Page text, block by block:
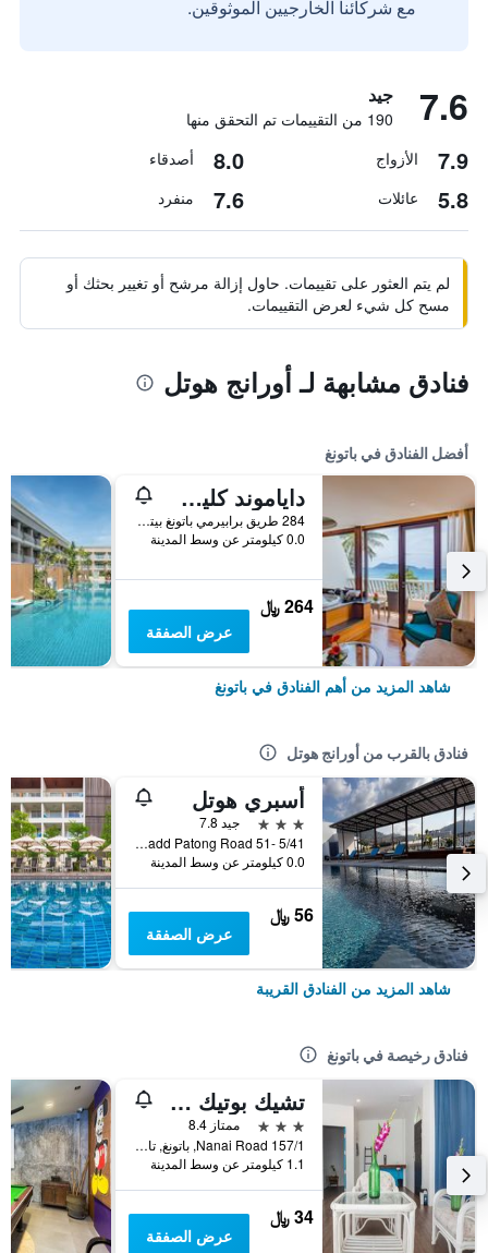
مع شركائنا الخارجيين الموثوقين.
7.6 جيد
190 من التقييمات تم التحقق منها
7.9 الأزواج 8.0 أصدقاء
5.8 عائلات 7.6 منفرد
لم يتم العثور على تقييمات. حاول إزالة مرشح أو تغيير بحثك أو
مسح كل شيء لعرض التقييمات.
فنادق مشابهة لـ أورانج هوتل
أفضل الفنادق في باتونغ
داياموند كليف ريزورت آند سبا، باتونج بيتش
284 طريق برابيرمي باتونغ بيتش, باتونغ, تايلاند
0.0 كيلومتر عن وسط المدينة
264 ﷼
عرض الصفقة
شاهد المزيد من أهم الفنادق في باتونغ
فنادق بالقرب من أورانج هوتل
أسبري هوتل
3 نجوم
جيد 7.8
5/41 -51 Hadd Patong Road, باتونغ, تايلاند
0.0 كيلومتر عن وسط المدينة
56 ﷼
عرض الصفقة
شاهد المزيد من الفنادق القريبة
فنادق رخيصة في باتونغ
تشيك بوتيك هوتل باتونج
3 نجوم
ممتاز 8.4
157/1 Nanai Road, باتونغ, تايلاند
1.1 كيلومتر عن وسط المدينة
34 ﷼
عرض الصفقة